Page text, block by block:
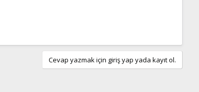
Cevap yazmak için giriş yap yada kayıt ol.